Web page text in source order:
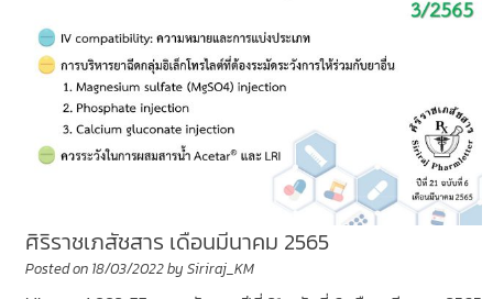
ศิริราชเภสัชสาร เดือนมีนาคม 2565
Posted on 18/03/2022by Siriraj_KM